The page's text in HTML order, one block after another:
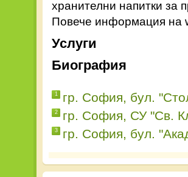
хранителни напитки за
Повече информация на
Услуги
Биография
1 гр. София, бул.
2 гр. София, СУ "Св.
3 гр. София, бул.